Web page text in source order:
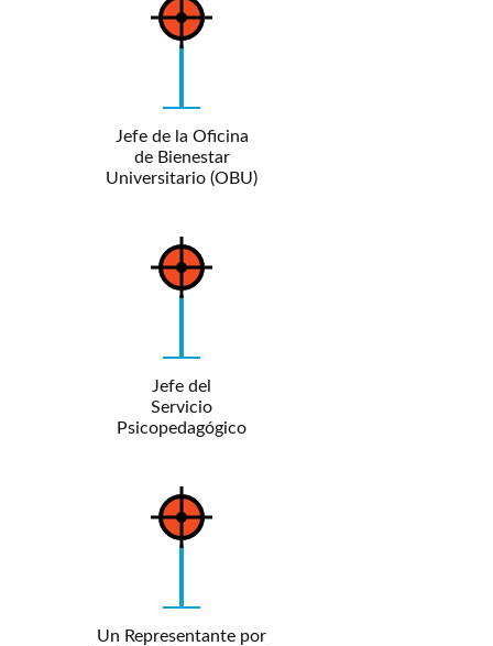
Jefe de la Oficina
de Bienestar
Universitario (OBU)
Jefe del
Servicio
Psicopedagógico
Un Representante por